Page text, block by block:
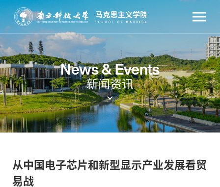
News & Events
新闻资讯
从中国电子芯片和新型显示产业发展看贸
易战